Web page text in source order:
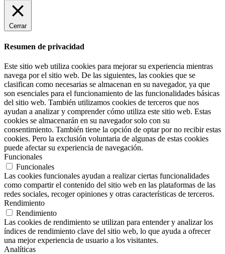
Cerrar
Resumen de privacidad
Este sitio web utiliza cookies para mejorar su experiencia mientras
navega por el sitio web. De las siguientes, las cookies que se
clasifican como necesarias se almacenan en su navegador, ya que
son esenciales para el funcionamiento de las funcionalidades básicas
del sitio web. También utilizamos cookies de terceros que nos
ayudan a analizar y comprender cómo utiliza este sitio web. Estas
cookies se almacenarán en su navegador solo con su
consentimiento. También tiene la opción de optar por no recibir estas
cookies. Pero la exclusión voluntaria de algunas de estas cookies
puede afectar su experiencia de navegación.
Funcionales
Funcionales
Las cookies funcionales ayudan a realizar ciertas funcionalidades
como compartir el contenido del sitio web en las plataformas de las
redes sociales, recoger opiniones y otras características de terceros.
Rendimiento
Rendimiento
Las cookies de rendimiento se utilizan para entender y analizar los
índices de rendimiento clave del sitio web, lo que ayuda a ofrecer
una mejor experiencia de usuario a los visitantes.
Analíticas